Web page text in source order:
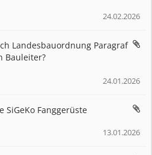
24.02.2026
Landesbauordnung Paragraf
Bauleiter?
24.01.2026
SiGeKo Fanggerüste
13.01.2026